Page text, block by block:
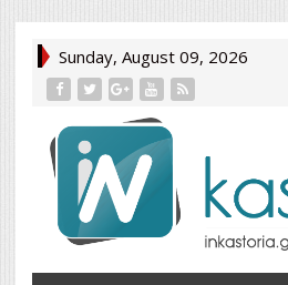
Sunday, August 09, 2026